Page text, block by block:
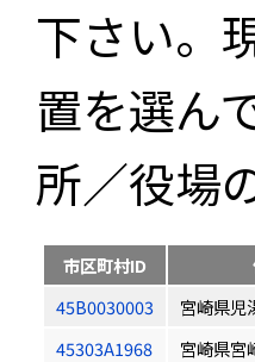
下さい。
置を選ん
所／役場
市区町村ID
45B0030003
宮崎県児
45303A1968
宮崎県宮